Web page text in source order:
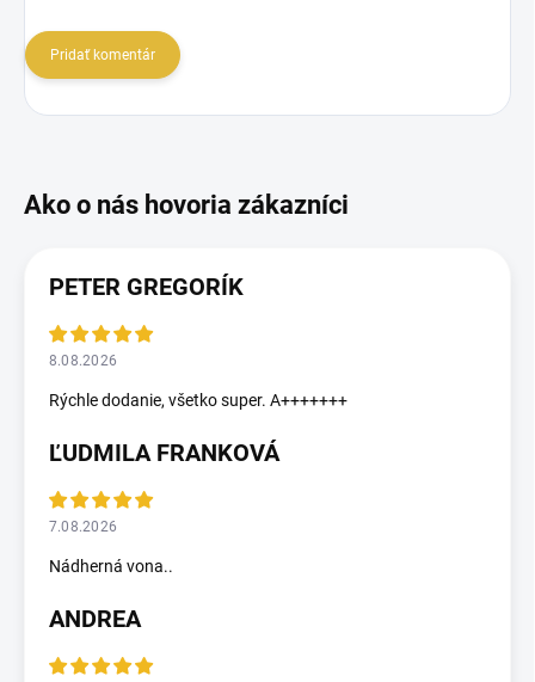
Pridať komentár
PETER GREGORÍK
8.08.2026
Rýchle dodanie, všetko super. A+++++++
ĽUDMILA FRANKOVÁ
7.08.2026
Nádherná vona..
ANDREA